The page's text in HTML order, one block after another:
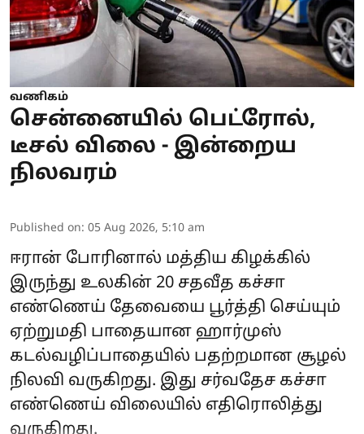
வணிகம்
சென்னையில் பெட்ரோல்,
டீசல் விலை - இன்றைய
நிலவரம்
Published on: 05 Aug 2026, 5:10 am
ஈரான் போரினால் மத்திய கிழக்கில்
இருந்து உலகின் 20 சதவீத கச்சா
எண்ணெய் தேவையை பூர்த்தி செய்யும்
ஏற்றுமதி பாதையான ஹார்முஸ்
கடல்வழிப்பாதையில் பதற்றமான சூழல்
நிலவி வருகிறது. இது சர்வதேச கச்சா
எண்ணெய் விலையில் எதிரொலித்து
வருகிறது.